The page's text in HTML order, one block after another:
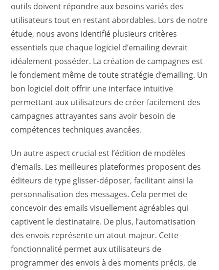
outils doivent répondre aux besoins variés des
utilisateurs tout en restant abordables. Lors de notre
étude, nous avons identifié plusieurs critères
essentiels que chaque logiciel d’emailing devrait
idéalement posséder. La création de campagnes est
le fondement même de toute stratégie d’emailing. Un
bon logiciel doit offrir une interface intuitive
permettant aux utilisateurs de créer facilement des
campagnes attrayantes sans avoir besoin de
compétences techniques avancées.
Un autre aspect crucial est l’édition de modèles
d’emails. Les meilleures plateformes proposent des
éditeurs de type glisser-déposer, facilitant ainsi la
personnalisation des messages. Cela permet de
concevoir des emails visuellement agréables qui
captivent le destinataire. De plus, l’automatisation
des envois représente un atout majeur. Cette
fonctionnalité permet aux utilisateurs de
programmer des envois à des moments précis, de